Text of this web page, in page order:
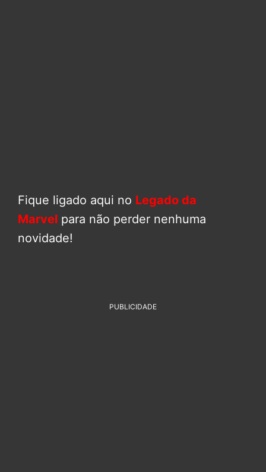
Fique ligado aqui no Legado da
Marvel para não perder nenhuma
novidade!
PUBLICIDADE